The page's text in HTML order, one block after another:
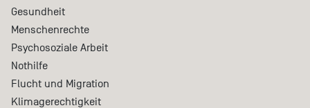
Gesundheit
Menschenrechte
Psychosoziale Arbeit
Nothilfe
Flucht und Migration
Klimagerechtigkeit